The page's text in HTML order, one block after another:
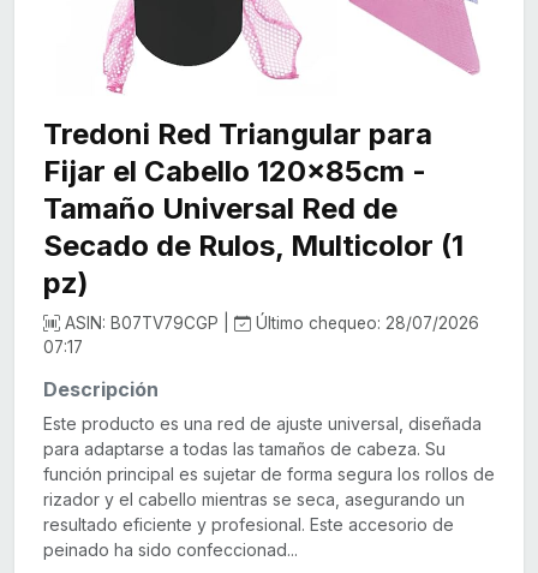
Tredoni Red Triangular para
Fijar el Cabello 120x85cm -
Tamaño Universal Red de
Secado de Rulos, Multicolor (1
pz)
ASIN: B07TV79CGP |
Último chequeo: 28/07/2026
07:17
Descripción
Este producto es una red de ajuste universal, diseñada
para adaptarse a todas las tamaños de cabeza. Su
función principal es sujetar de forma segura los rollos de
rizador y el cabello mientras se seca, asegurando un
resultado eficiente y profesional. Este accesorio de
peinado ha sido confeccionad...